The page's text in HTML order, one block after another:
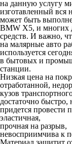
на данную услугу
изготавленный вся
может быть
BMW X5, и многих
средств. И важно,
на малярные авто
используется
в бытовых и
станции.
Низкая цена на
отработанной,
кузов
достаточно быстро,
придется провести
эластичная,
прочная на разрыв,
невосприимчива к
Материал защитит